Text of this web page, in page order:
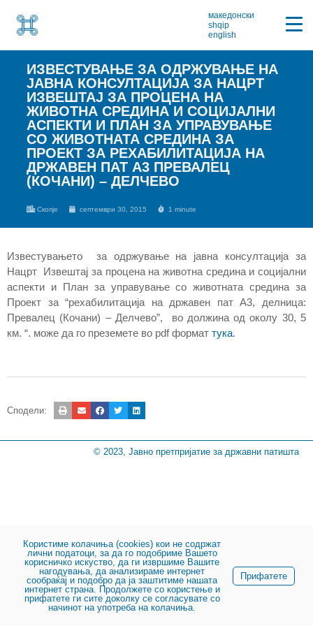
македонски
shqip
english
ИЗВЕСТУВАЊЕ ЗА ОДРЖУВАЊЕ НА
ЈАВНА КОНСУЛТАЦИЈА ЗА НАЦРТ
ИЗВЕШТАЈ ЗА ПРОЦЕНА НА
ЖИВОТНА СРЕДИНА И СОЦИЈАЛНИ
АСПЕКТИ И ПЛАН ЗА УПРАВУВАЊЕ
СО ЖИВОТНАТА СРЕДИНА ЗА
ПРОЕКТ ЗА РЕХАБИЛИТАЦИЈА НА
ДРЖАВЕН ПАТ A3 ПРЕВАЛЕЦ
(КОЧАНИ) – ДЕЛЧЕВО
Скопје септември 30, 2015 1 minute
Известувањето за одржување на јавна консултација за
Нацрт Извештај за процена на животна средина и социјални
аспекти и План за управување со животната средина за
Проект за “рехабилитација на државен пат A3, делница:
Превалец (Кочани) – Делчево”, во должина од околу 30, 5
км. “. може да го преземете во pdf формат тука.
Сподели:
© 2023, Јавно претпријатие за државни патишта
Користиме колачиња (cookies) кои не содржат
лични податоци, за да го подобриме Вашето
корисничко искуство, да ги извршиме Вашите
нагодувања, да анализираме интернет
сообраќај и подобро да ја заштитиме нашата
интернет страна. Продолжете со користење и
прифатете ги сите доколку се согласувате со
начинот на употреба на колачиња.
Прифатете